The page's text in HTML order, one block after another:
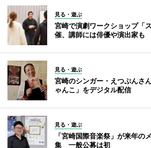
見る・遊ぶ
宮崎で演劇ワークショップ「
催、講師には俳優や演出家も
見る・遊ぶ
宮崎のシンガー・えつぷんさ
ゃんこ」をデジタル配信
見る・遊ぶ
「宮崎国際音楽祭」が来年の
集 一般公募は初